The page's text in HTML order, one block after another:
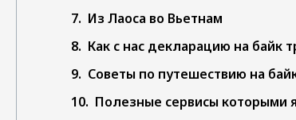
Из Лаоса во Вьетнам
Как с нас декларацию на байк
Советы по путешествию на
Полезные сервисы которыми